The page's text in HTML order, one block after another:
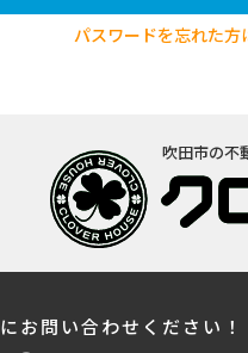
パスワードを忘れた
吹田市の不
お問い合わせください！